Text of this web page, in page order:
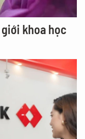
khoa học